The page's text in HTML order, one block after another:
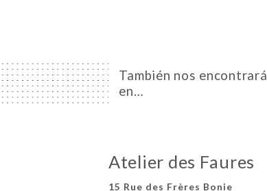
También nos encontrará
en…
Atelier des Faures
15 Rue des Frères Bonie